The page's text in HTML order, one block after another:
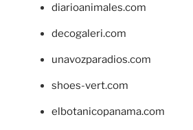
diarioanimales.com
decogaleri.com
unavozparadios.com
shoes-vert.com
elbotanicopanama.com